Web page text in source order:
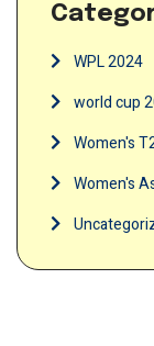
WPL 2024
world cup
Women's
Women's